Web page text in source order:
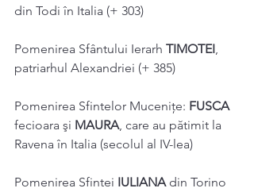
din Todi în Italia (+ 303)
Pomenirea Sfântului Ierarh TIMOTEI,
patriarhul Alexandriei (+ 385)
Pomenirea Sfintelor Mucenițe: FUSCA
fecioara şi MAURA, care au pătimit la
Ravena în Italia (secolul al IV-lea)
Pomenirea Sfintei IULIANA din Torino